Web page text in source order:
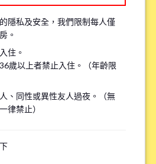
、Live Mailc和Outlook 的信件。請提
，或點擊
透過 LINE 或電話聯繫我們。謝謝！
隱私及安全，我們限制每人僅
。
住。
歲以上者禁止入住。（年齡限
、同性或異性友人過夜。（無
律禁止）